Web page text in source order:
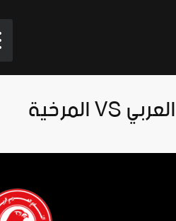
العربي VS المرخية